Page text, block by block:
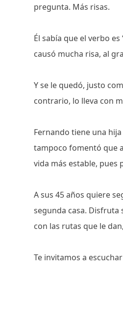
pregunta. Más risas.
Él sabía que el verbo
causó mucha risa, al
Y se le quedó, justo
contrario, lo lleva con
Fernando tiene una
tampoco fomentó que
vida más estable, pues
A sus 45 años quiere
segunda casa.
con las rutas que le
Te invitamos a